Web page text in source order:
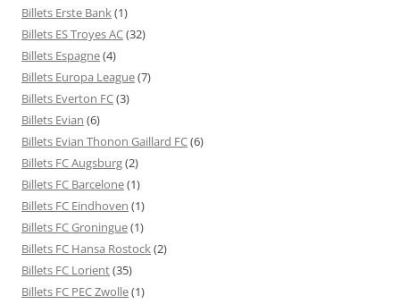
Billets Erste Bank(1)
Billets ES Troyes AC(32)
Billets Espagne(4)
Billets Europa League(7)
Billets Everton FC(3)
Billets Evian (6)
Billets Evian Thonon Gaillard FC(6)
Billets FC Augsburg(2)
Billets FC Barcelone(1)
Billets FC Eindhoven (1)
Billets FC Groningue(1)
Billets FC Hansa Rostock(2)
Billets FC Lorient(35)
Billets FC PEC Zwolle(1)